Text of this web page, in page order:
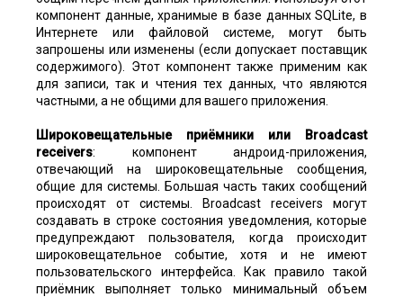
компонент данные, хранимые в базе данных SQLite, в
Интернете или файловой системе, могут быть
запрошены или изменены (если допускает поставщик
содержимого). Этот компонент также применим как
для записи, так и чтения тех данных, что являются
частными, а не общими для вашего приложения.
Широковещательные приёмники или Broadcast
receivers: компонент андроид-приложения,
отвечающий на широковещательные сообщения,
общие для системы. Большая часть таких сообщений
происходят от системы. Broadcast receivers могут
создавать в строке состояния уведомления, которые
предупреждают пользователя, когда происходит
широковещательное событие, хотя и не имеют
пользовательского интерфейса. Как правило такой
приёмник выполняет только минимальный объем